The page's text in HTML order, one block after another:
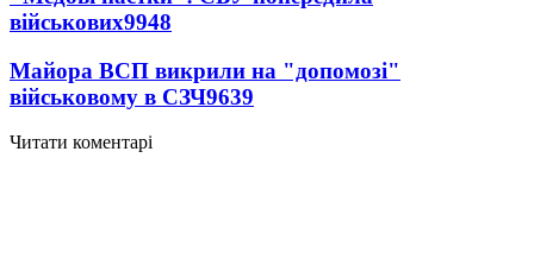
військових9948
Майора ВСП викрили на "допомозі"
військовому в СЗЧ9639
Читати коментарі